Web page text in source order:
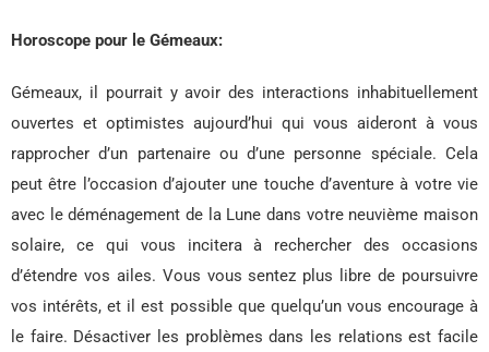
Horoscope pour le Gémeaux:
Gémeaux, il pourrait y avoir des interactions inhabituellement
ouvertes et optimistes aujourd’hui qui vous aideront à vous
rapprocher d’un partenaire ou d’une personne spéciale. Cela
peut être l’occasion d’ajouter une touche d’aventure à votre vie
avec le déménagement de la Lune dans votre neuvième maison
solaire, ce qui vous incitera à rechercher des occasions
d’étendre vos ailes. Vous vous sentez plus libre de poursuivre
vos intérêts, et il est possible que quelqu’un vous encourage à
le faire. Désactiver les problèmes dans les relations est facile